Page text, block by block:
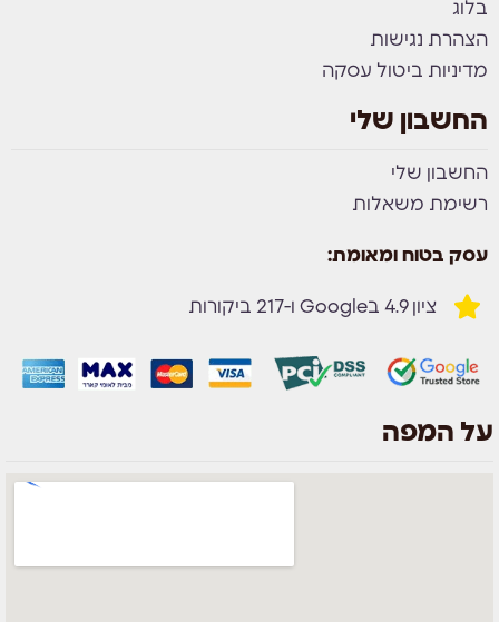
בלוג
הצהרת נגישות
מדיניות ביטול עסקה
החשבון שלי
החשבון שלי
רשימת משאלות
עסק בטוח ומאומת:
ציון 4.9 בGoogle ו-217 ביקורות
על המפה